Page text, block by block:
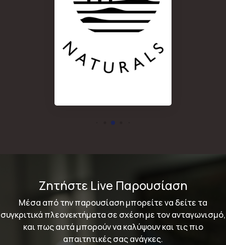
Ζητήστε Live Παρουσίαση
Μέσα από την παρουσίαση μπορείτε να δείτε τα
συγκριτικά πλεονεκτήματα σε σχέση με τον ανταγωνισμό,
και πως αυτά μπορούν να καλύψουν και τις πιο
απαιτητικές σας ανάγκες.